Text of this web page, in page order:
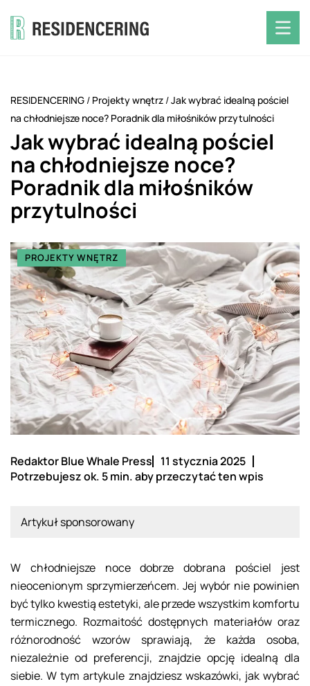
RESIDENCERING / Projekty wnętrz /Jak wybrać idealną pościel
na chłodniejsze noce? Poradnik dla miłośników przytulności
Jak wybrać idealną pościel
na chłodniejsze noce?
Poradnik dla miłośników
przytulności
PROJEKTY WNĘTRZ
Redaktor Blue Whale Press
11 stycznia 2025
Potrzebujesz ok. 5 min. aby przeczytać ten wpis
Artykuł sponsorowany
W chłodniejsze noce dobrze dobrana pościel jest
nieocenionym sprzymierzeńcem. Jej wybór nie powinien
być tylko kwestią estetyki, ale przede wszystkim komfortu
termicznego. Rozmaitość dostępnych materiałów oraz
różnorodność wzorów sprawiają, że każda osoba,
niezależnie od preferencji, znajdzie opcję idealną dla
siebie. W tym artykule znajdziesz wskazówki, jak wybrać